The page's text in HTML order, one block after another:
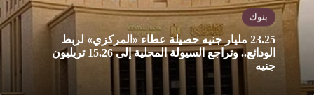
بنوك
23.25 مليار جنيه حصيلة عطاء «المركزي» لربط
الودائع.. وتراجع السيولة المحلية إلى 15.26 تريليون
جنيه